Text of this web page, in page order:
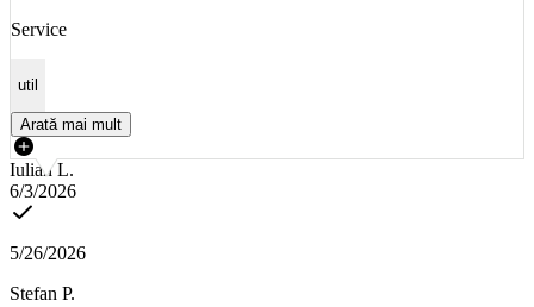
Service
util
Arată mai mult
Iulian L.
6/3/2026
5/26/2026
Stefan P.